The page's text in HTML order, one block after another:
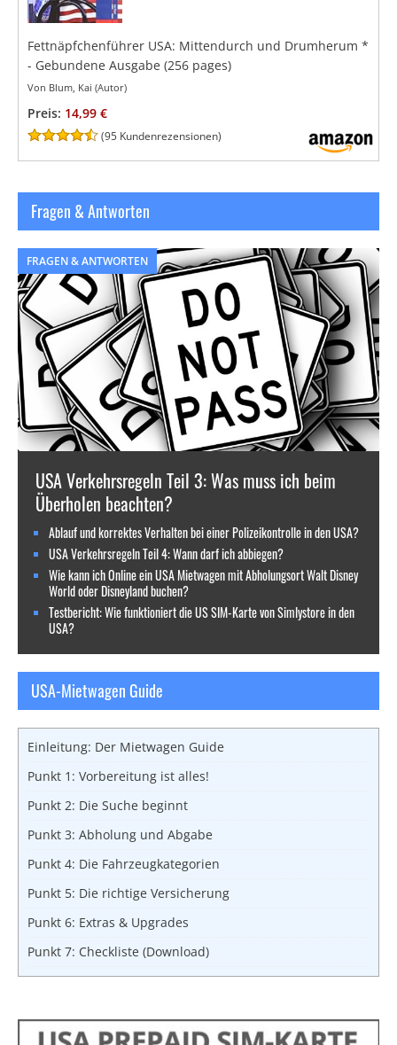
Fettnäpfchenführer USA: Mittendurch und Drumherum *
- Gebundene Ausgabe (256 pages)
Von Blum, Kai (Autor)
Preis: 14,99 €
(95 Kundenrezensionen)
Fragen & Antworten
FRAGEN & ANTWORTEN
USA Verkehrsregeln Teil 3: Was muss ich beim
Überholen beachten?
Ablauf und korrektes Verhalten bei einer Polizeikontrolle in den USA?
USA Verkehrsregeln Teil 4: Wann darf ich abbiegen?
Wie kann ich Online ein USA Mietwagen mit Abholungsort Walt Disney
World oder Disneyland buchen?
Testbericht: Wie funktioniert die US SIM-Karte von Simlystore in den
USA?
USA-Mietwagen Guide
Einleitung: Der Mietwagen Guide
Punkt 1: Vorbereitung ist alles!
Punkt 2: Die Suche beginnt
Punkt 3: Abholung und Abgabe
Punkt 4: Die Fahrzeugkategorien
Punkt 5: Die richtige Versicherung
Punkt 6: Extras & Upgrades
Punkt 7: Checkliste (Download)